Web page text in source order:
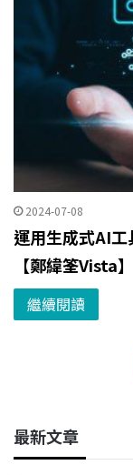
2024-07-08
運用生成式AI
【鄭緯筌Vista】
繼續閱讀
最新文章